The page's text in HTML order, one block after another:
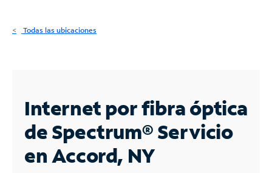
Business
Contáctanos
Todas las ubicaciones
Internet por fibra óptica
de Spectrum®Servicio
en Accord, NY